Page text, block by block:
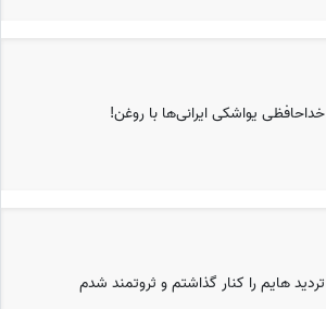
خداحافظی یواشکی ایرانی‌ها با روغن!
تردید هایم را کنار گذاشتم و ثروتمند شدم